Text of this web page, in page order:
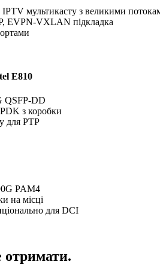
IPTV мультикасту з великими
EVPN-VXLAN підкладка
E810
QSFP-DD
з коробки
для PTP
PAM4
на місці
для DCI
отримати.